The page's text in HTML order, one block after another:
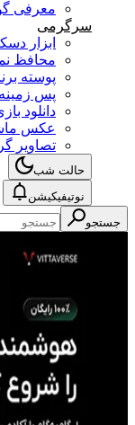
معرفی
سرگرمی
ابزار
محافظ
پوسته
پس زمینه
دانلود
عکس
تصاویر
حالت شب
نوتیفیکیشن
جستجو